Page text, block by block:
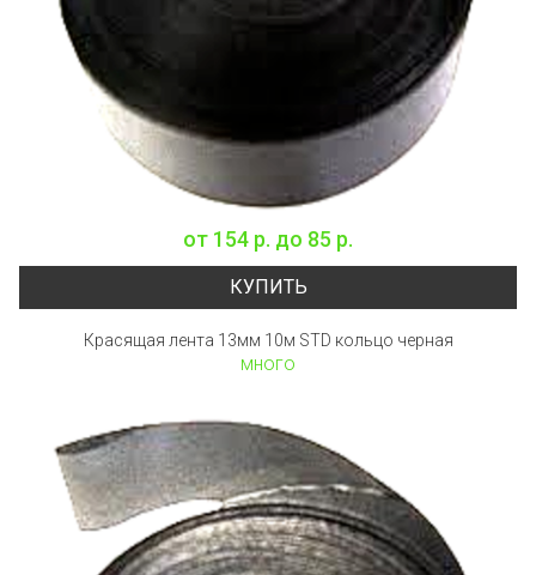
от 154 р. до 85 р.
КУПИТЬ
Красящая лента 13мм 10м STD кольцо черная
много